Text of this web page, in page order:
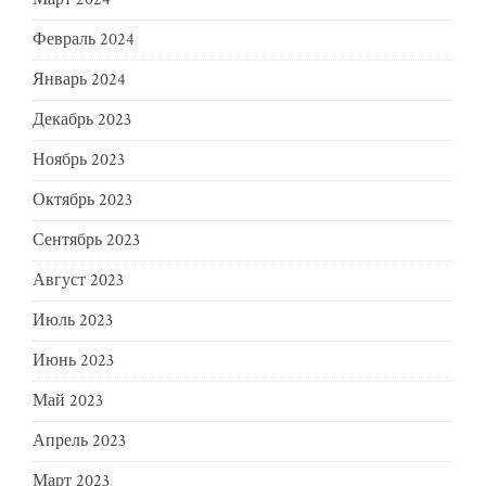
Февраль 2024
Январь 2024
Декабрь 2023
Ноябрь 2023
Октябрь 2023
Сентябрь 2023
Август 2023
Июль 2023
Июнь 2023
Май 2023
Апрель 2023
Март 2023